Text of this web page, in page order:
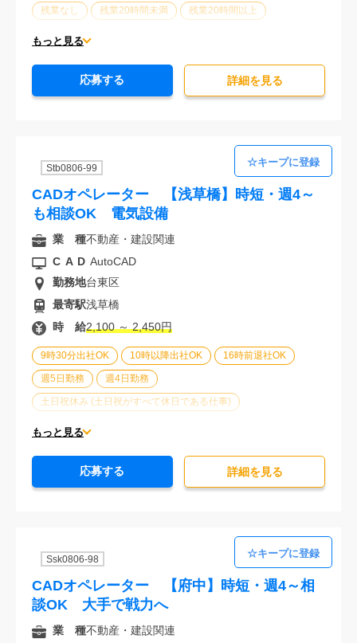
残業なし 残業20時間未満 残業20時間以上
第二新卒応援
派遣スタッフ活躍中
もっと見る
応募する 詳細を⾒る
Stb0806-99
CADオペレーター 【浅草橋】時短・週4～
も相談OK 電気設備
9時30分出社OK 10時以降出社OK 16時前退社OK
週5日勤務 週4日勤務
土日祝休み (土日祝がすべて休日である仕事)
平日休みあり (週に一度以上平日に休日がある仕事)
エルダー(40歳以上)応援 服装自由
駅から徒歩5分以内 20代活躍中 30代活躍中
もっと見る
業 種不動産・建設関連
CAD AutoCAD
勤務地台東区
最寄駅浅草橋
時 給2,100 ～ 2,450円
応募する 詳細を⾒る
Ssk0806-98
CADオペレーター 【府中】時短・週4～相
談OK 大手で戦力へ
業 種不動産・建設関連